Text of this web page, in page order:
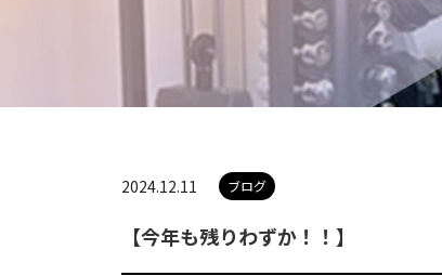
【今年も残りわずか！！】
2024.12.11 ブログ